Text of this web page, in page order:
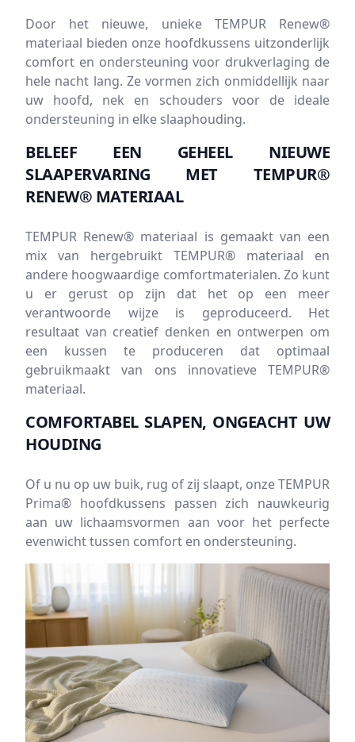
Door het nieuwe, unieke TEMPUR Renew®
materiaal bieden onze hoofdkussens uitzonderlijk
comfort en ondersteuning voor drukverlaging de
hele nacht lang. Ze vormen zich onmiddellijk naar
uw hoofd, nek en schouders voor de ideale
ondersteuning in elke slaaphouding.
BELEEF EEN GEHEEL NIEUWE
SLAAPERVARING MET TEMPUR®
RENEW® MATERIAAL
TEMPUR Renew® materiaal is gemaakt van een
mix van hergebruikt TEMPUR® materiaal en
andere hoogwaardige comfortmaterialen. Zo kunt
u er gerust op zijn dat het op een meer
verantwoorde wijze is geproduceerd. Het
resultaat van creatief denken en ontwerpen om
een kussen te produceren dat optimaal
gebruikmaakt van ons innovatieve TEMPUR®
materiaal.
COMFORTABEL SLAPEN, ONGEACHT UW
HOUDING
Of u nu op uw buik, rug of zij slaapt, onze TEMPUR
Prima® hoofdkussens passen zich nauwkeurig
aan uw lichaamsvormen aan voor het perfecte
evenwicht tussen comfort en ondersteuning.